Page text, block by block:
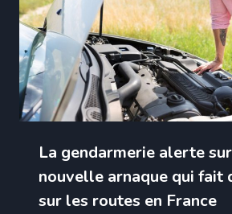
La gendarmerie alerte
nouvelle arnaque qui fait
sur les routes en France